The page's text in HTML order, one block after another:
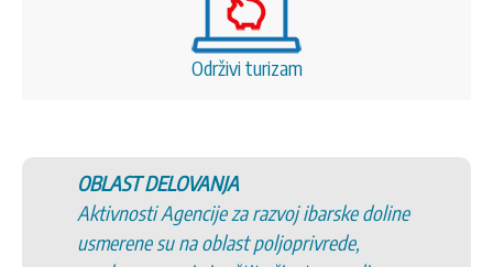
Održivi turizam
OBLAST DELOVANJA
Aktivnosti Agencije za razvoj ibarske doline
usmerene su na oblast poljoprivrede,